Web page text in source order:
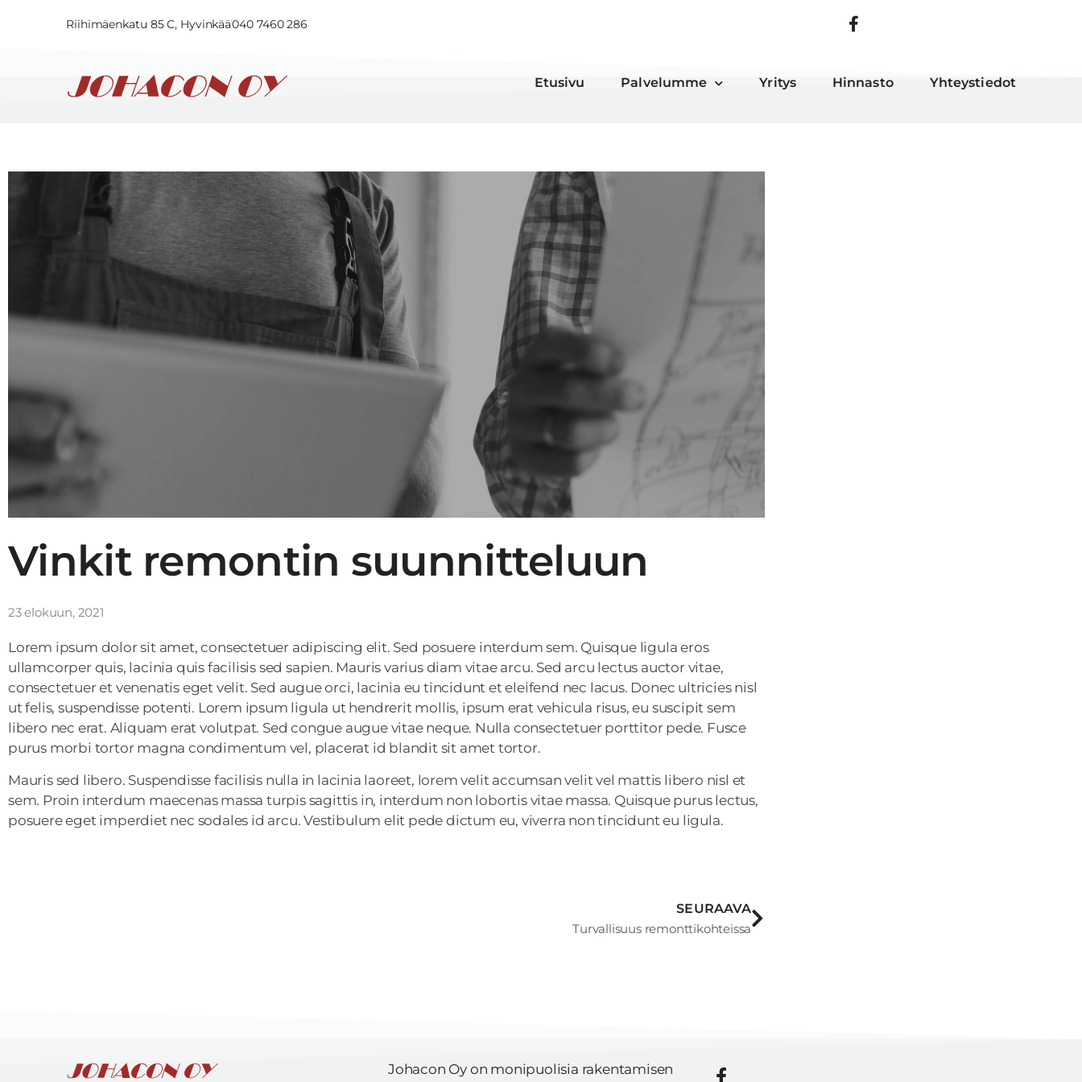
Riihimäenkatu 85 C, Hyvinkää040 7460 286
Etusivu Palvelumme Yritys Hinnasto Yhteystiedot
Vinkit remontin suunnitteluun
23 elokuun, 2021
Lorem ipsum dolor sit amet, consectetuer adipiscing elit. Sed posuere interdum sem. Quisque ligula eros
ullamcorper quis, lacinia quis facilisis sed sapien. Mauris varius diam vitae arcu. Sed arcu lectus auctor vitae,
consectetuer et venenatis eget velit. Sed augue orci, lacinia eu tincidunt et eleifend nec lacus. Donec ultricies nisl
ut felis, suspendisse potenti. Lorem ipsum ligula ut hendrerit mollis, ipsum erat vehicula risus, eu suscipit sem
libero nec erat. Aliquam erat volutpat. Sed congue augue vitae neque. Nulla consectetuer porttitor pede. Fusce
purus morbi tortor magna condimentum vel, placerat id blandit sit amet tortor.
Mauris sed libero. Suspendisse facilisis nulla in lacinia laoreet, lorem velit accumsan velit vel mattis libero nisl et
sem. Proin interdum maecenas massa turpis sagittis in, interdum non lobortis vitae massa. Quisque purus lectus,
posuere eget imperdiet nec sodales id arcu. Vestibulum elit pede dictum eu, viverra non tincidunt eu ligula.
SEURAAVA
Turvallisuus remonttikohteissa
Johacon Oy on monipuolisia rakentamisen